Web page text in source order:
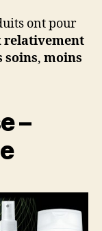
ont pour
soins, moins
–